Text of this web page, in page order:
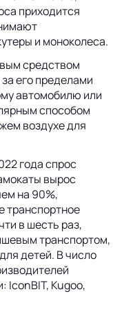
приходится
и моноколеса.
средством
его пределами
автомобилю или
способом
воздухе для
года спрос
вырос
на 90%,
транспортное
в шесть раз,
транспортом,
детей. В число
IconBIT, Kugoo,